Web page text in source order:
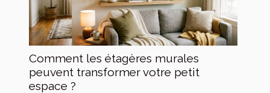
Comment les étagères murales
peuvent transformer votre petit
espace ?